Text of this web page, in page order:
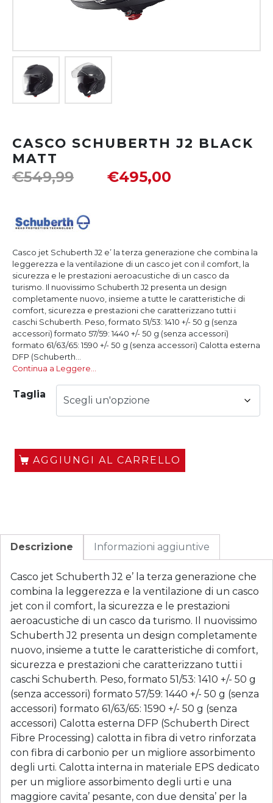
CASCO SCHUBERTH J2 BLACK
MATT
€549,99 €495,00
Casco jet Schuberth J2 e’ la terza generazione che combina la
leggerezza e la ventilazione di un casco jet con il comfort, la
sicurezza e le prestazioni aeroacustiche di un casco da
turismo. Il nuovissimo Schuberth J2 presenta un design
completamente nuovo, insieme a tutte le caratteristiche di
comfort, sicurezza e prestazioni che caratterizzano tutti i
caschi Schuberth. Peso, formato 51/53: 1410 +/- 50 g (senza
accessori) formato 57/59: 1440 +/- 50 g (senza accessori)
formato 61/63/65: 1590 +/- 50 g (senza accessori) Calotta esterna
DFP (Schuberth...
Continua a Leggere…
Taglia
AGGIUNGI AL CARRELLO
Descrizione Informazioni aggiuntive
Casco jet Schuberth J2 e’ la terza generazione che
combina la leggerezza e la ventilazione di un casco
jet con il comfort, la sicurezza e le prestazioni
aeroacustiche di un casco da turismo. Il nuovissimo
Schuberth J2 presenta un design completamente
nuovo, insieme a tutte le caratteristiche di comfort,
sicurezza e prestazioni che caratterizzano tutti i
caschi Schuberth. Peso, formato 51/53: 1410 +/- 50 g
(senza accessori) formato 57/59: 1440 +/- 50 g (senza
accessori) formato 61/63/65: 1590 +/- 50 g (senza
accessori) Calotta esterna DFP (Schuberth Direct
Fibre Processing) calotta in fibra di vetro rinforzata
con fibra di carbonio per un migliore assorbimento
degli urti. Calotta interna in materiale EPS dedicato
per un migliore assorbimento degli urti e una
maggiore cavita’ pesante, con due densita’ per la